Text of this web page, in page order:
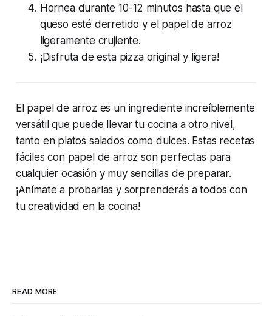
Hornea durante 10-12 minutos hasta que el
queso esté derretido y el papel de arroz
ligeramente crujiente.
¡Disfruta de esta pizza original y ligera!
El papel de arroz es un ingrediente increíblemente
versátil que puede llevar tu cocina a otro nivel,
tanto en platos salados como dulces. Estas recetas
fáciles con papel de arroz son perfectas para
cualquier ocasión y muy sencillas de preparar.
¡Anímate a probarlas y sorprenderás a todos con
tu creatividad en la cocina!
READ MORE